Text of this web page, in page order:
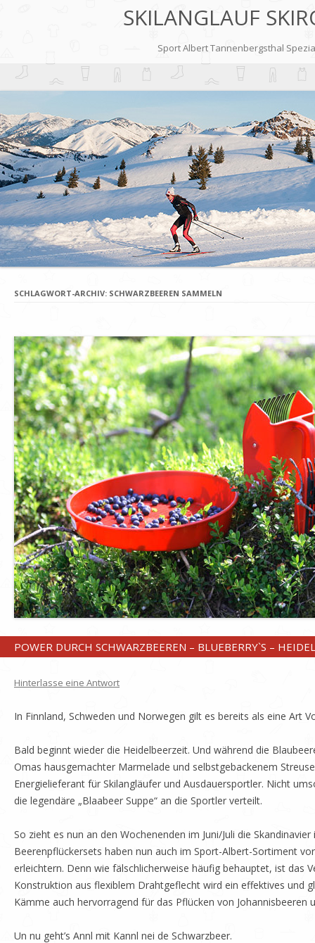
SKILANGLAUF
Sport Albert Tannenbergsthal
SCHLAGWORT-ARCHIV: SCHWARZBEEREN SAMMELN
POWER DURCH SCHWARZBEEREN – BLUEBERRY`S –
Hinterlasse eine Antwort
In Finnland, Schweden und Norwegen gilt es bereits als eine Art
Bald beginnt wieder die Heidelbeerzeit. Und während die
Omas hausgemachter Marmelade und selbstgebackenem
Energielieferant für Skilangläufer und Ausdauersportler. Nicht
die legendäre „Blaabeer Suppe“ an die Sportler verteilt.
So zieht es nun an den Wochenenden im Juni/Juli die
Beerenpflückersets haben nun auch im Sport-Albert-Sortiment
erleichtern. Denn wie fälschlicherweise häufig behauptet, ist das
Konstruktion aus flexiblem Drahtgeflecht wird ein effektives und
Kämme auch hervorragend für das Pflücken von
Un nu geht’s Annl mit Kannl nei de Schwarzbeer.